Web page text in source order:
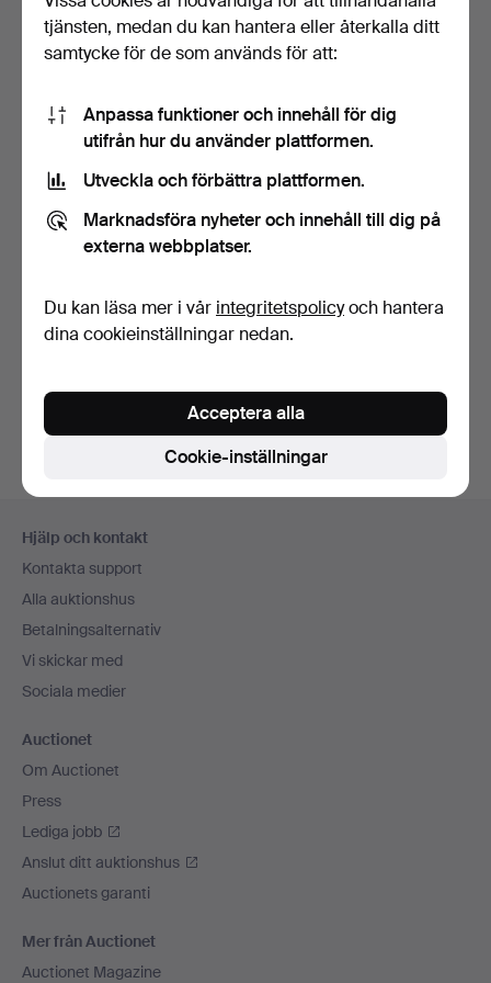
Svenskt Tenn, mässing, pl…
Du kan också söka ivårt arkiv med avslutade auktioner
Hjälp och kontakt
Kontakta support
Alla auktionshus
Betalningsalternativ
Vi skickar med
Sociala medier
Auctionet
Om Auctionet
Press
Lediga jobb
Anslut ditt auktionshus
Auctionets garanti
Mer från Auctionet
Auctionet Magazine
tjänsten, medan du kan hantera eller återkalla ditt
samtycke för de som används för att:
Anpassa funktioner och innehåll för dig
utifrån hur du använder plattformen.
Utveckla och förbättra plattformen.
Marknadsföra nyheter och innehåll till dig på
externa webbplatser.
Du kan läsa mer i vår integritetspolicyoch hantera
dina cookieinställningar nedan.
Cookie-inställningar
Acceptera alla